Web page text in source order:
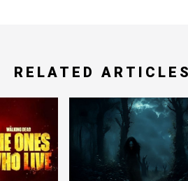
RELATED ARTICLES